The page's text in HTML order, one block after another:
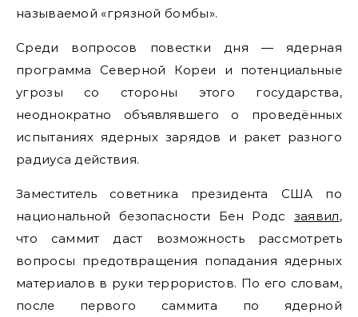
называемой «грязной бомбы».
Среди вопросов повестки дня — ядерная
программа Северной Кореи и потенциальные
угрозы со стороны этого государства,
неоднократно объявлявшего о проведённых
испытаниях ядерных зарядов и ракет разного
радиуса действия.
Заместитель советника президента США по
национальной безопасности Бен Родс заявил,
что саммит даст возможность рассмотреть
вопросы предотвращения попадания ядерных
материалов в руки террористов. По его словам,
после первого саммита по ядерной